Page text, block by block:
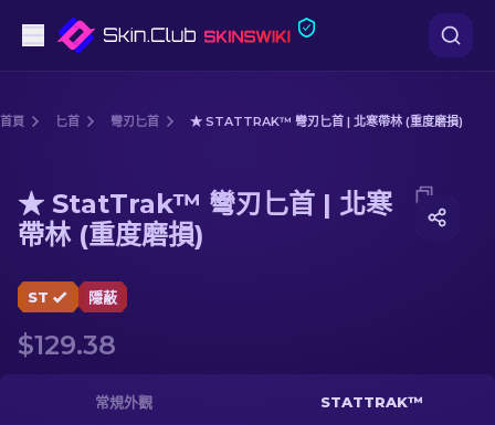
步槍
匕首
首頁 匕首 彎刃匕首 ★ STATTRAK™ 彎刃匕首 | 北寒帶林 (重度磨損)
Media of ★ StatTrak™ 彎刃匕首 | 北寒帶林 (重度磨損)
★ StatTrak™ 彎刃匕首 | 北寒
帶林 (重度磨損)
ST 隱蔽
$129.38
常規外觀 STATTRAK™